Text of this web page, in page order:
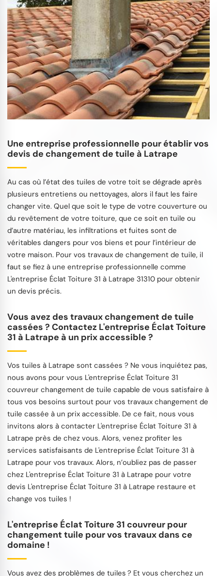
Une entreprise professionnelle pour établir vos
devis de changement de tuile à Latrape
Au cas où l’état des tuiles de votre toit se dégrade après
plusieurs entretiens ou nettoyages, alors il faut les faire
changer vite. Quel que soit le type de votre couverture ou
du revêtement de votre toiture, que ce soit en tuile ou
d’autre matériau, les infiltrations et fuites sont de
véritables dangers pour vos biens et pour l’intérieur de
votre maison. Pour vos travaux de changement de tuile, il
faut se fiez à une entreprise professionnelle comme
L'entreprise Éclat Toiture 31 à Latrape 31310 pour obtenir
un devis précis.
Vous avez des travaux changement de tuile
cassées ? Contactez L'entreprise Éclat Toiture
31 à Latrape à un prix accessible ?
Vos tuiles à Latrape sont cassées ? Ne vous inquiétez pas,
nous avons pour vous L'entreprise Éclat Toiture 31
couvreur changement de tuile capable de vous satisfaire à
tous vos besoins surtout pour vos travaux changement de
tuile cassée à un prix accessible. De ce fait, nous vous
invitons alors à contacter L'entreprise Éclat Toiture 31 à
Latrape près de chez vous. Alors, venez profiter les
services satisfaisants de L'entreprise Éclat Toiture 31 à
Latrape pour vos travaux. Alors, n’oubliez pas de passer
chez L'entreprise Éclat Toiture 31 à Latrape pour votre
devis L'entreprise Éclat Toiture 31 à Latrape restaure et
change vos tuiles !
L'entreprise Éclat Toiture 31 couvreur pour
changement tuile pour vos travaux dans ce
domaine !
Vous avez des problèmes de tuiles ? Et vous cherchez un